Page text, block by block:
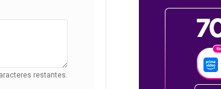
restantes.